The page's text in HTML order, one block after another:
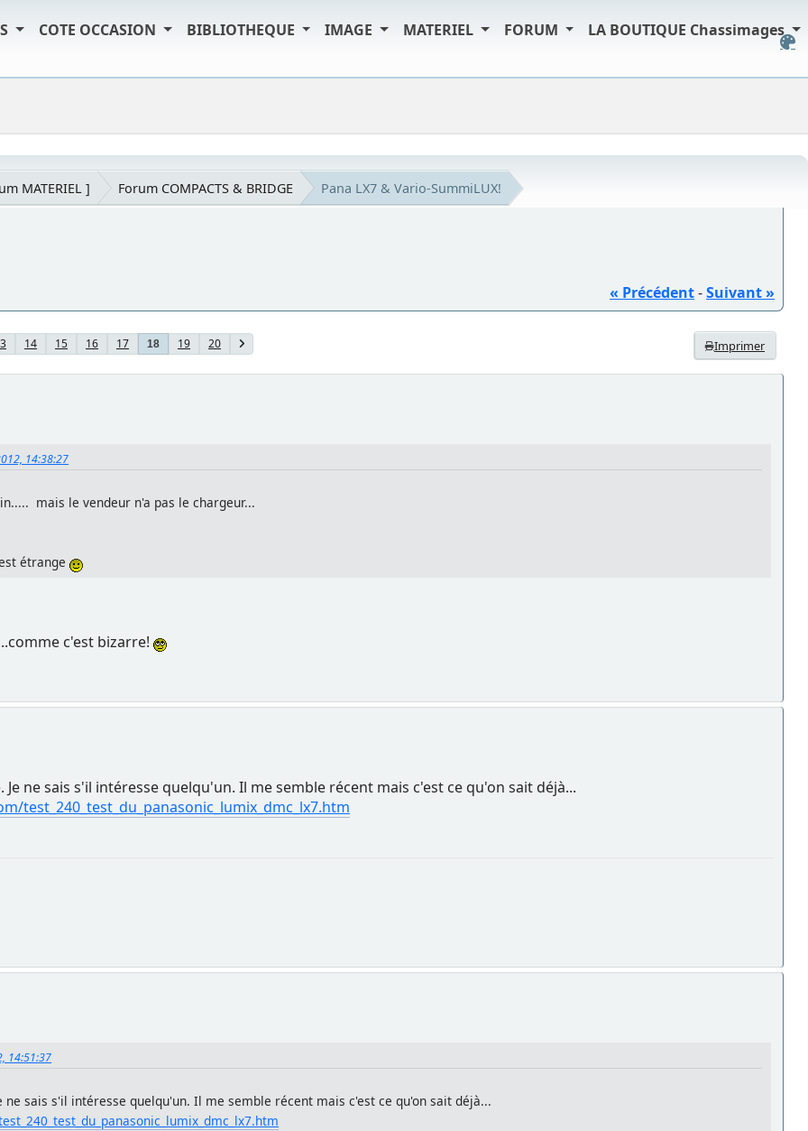
COTE OCCASION BIBLIOTHEQUE IMAGE MATERIEL FORUM LA BOUTIQUE Chassimages
MATERIEL ] Forum COMPACTS & BRIDGE Pana LX7 & Vario-SummiLUX!
« Précédent-Suivant »
Imprimer
14 15 16 17 18 19 20
14:38:27
mais le vendeur n'a pas le chargeur...
étrange
c'est bizarre!
ne sais s'il intéresse quelqu'un. Il me semble récent mais c'est ce qu'on sait déjà...
test_240_test_du_panasonic_lumix_dmc_lx7.htm
14:51:37
ne sais s'il intéresse quelqu'un. Il me semble récent mais c'est ce qu'on sait déjà...